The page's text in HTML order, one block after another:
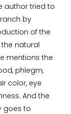
author tried to
by
of the
natural
mentions the
phlegm,
color, eye
And the
goes to